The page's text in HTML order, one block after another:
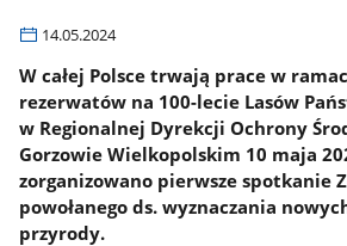
14.05.2024
W całej Polsce trwają prace w
rezerwatów na 100-lecie Lasów
w Regionalnej Dyrekcji Ochrony
Gorzowie Wielkopolskim 10 maja
zorganizowano pierwsze spotkanie
powołanego ds. wyznaczania
przyrody.